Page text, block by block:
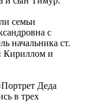
семьи
с
начальника ст.
Кириллом и
Деда
в трех